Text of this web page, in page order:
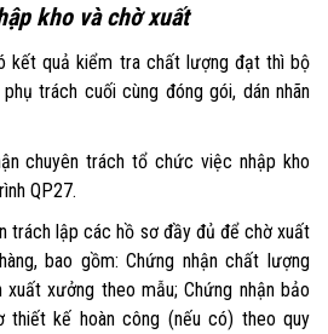
kho và chờ xuất
kết quả kiểm tra chất lượng đạt thì bộ
trách cuối cùng đóng gói, dán nhãn
chuyên trách tổ chức việc nhập kho
QP27.
trách lập các hồ sơ đầy đủ để chờ xuất
bao gồm: Chứng nhận chất lượng
xuất xưởng theo mẫu; Chứng nhận bảo
thiết kế hoàn công (nếu có) theo quy